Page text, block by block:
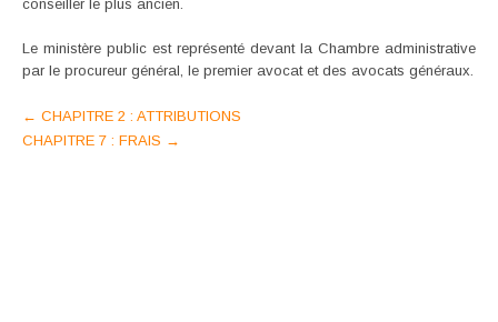
conseiller le plus ancien.
Le ministère public est représenté devant la Chambre administrative
par le procureur général, le premier avocat et des avocats généraux.
Post
navigation
← CHAPITRE 2 : ATTRIBUTIONS
CHAPITRE 7 : FRAIS →